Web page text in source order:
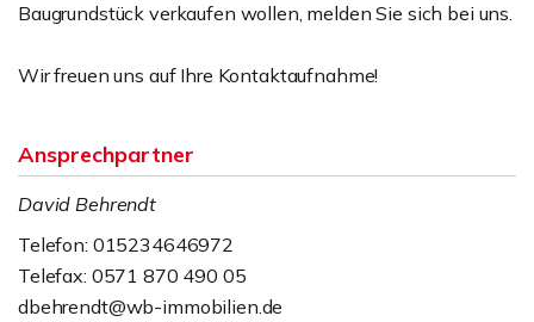
Baugrundstück verkaufen wollen, melden Sie sich bei uns.
Wir freuen uns auf Ihre Kontaktaufnahme!
Ansprechpartner
David Behrendt
Telefon: 015234646972
Telefax: 0571 870 490 05
dbehrendt@wb-immobilien.de